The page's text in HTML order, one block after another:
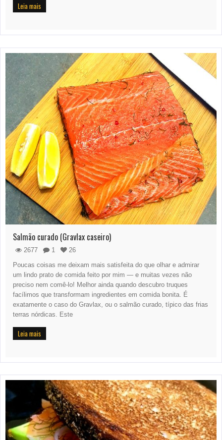
Leia mais
Salmão curado (Gravlax caseiro)
2677 1
26
Poucas coisas me deixam mais satisfeita do que olhar e admirar
um lindo prato de comida feito por mim — e muitas vezes não
preciso nem comê-lo! Melhor ainda quando descubro truques
facílimos que transformam ingredientes em comida bonita. É
exatamente o caso do Gravlax, ou o salmão curado, típico das frias
terras nórdicas. Este
Leia mais